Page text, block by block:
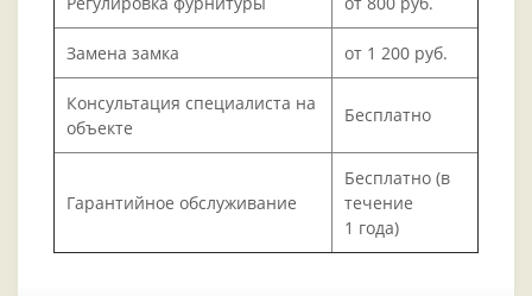
Замена замка от 1 200 руб.
Консультация специалиста на
объекте
Бесплатно
Гарантийное обслуживание
Бесплатно (в
течение
1 года)